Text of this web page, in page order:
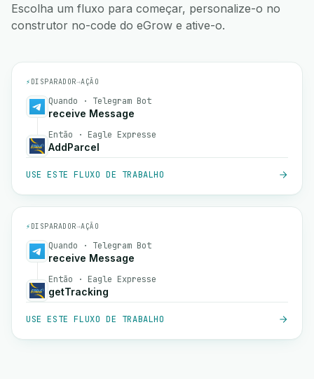
Escolha um fluxo para começar, personalize-o no
construtor no-code do eGrow e ative-o.
⚡ DISPARADOR→AÇÃO
Quando · Telegram Bot
receive Message
Então · Eagle Expresse
AddParcel
USE ESTE FLUXO DE TRABALHO
⚡ DISPARADOR→AÇÃO
Quando · Telegram Bot
receive Message
Então · Eagle Expresse
getTracking
USE ESTE FLUXO DE TRABALHO